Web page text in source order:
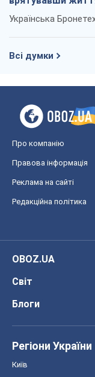
Українська
Всі думки
Про компанію
Правова інформація
Реклама на сайті
Редакційна політика
OBOZ.UA
Світ
Блоги
Регіони України
Київ